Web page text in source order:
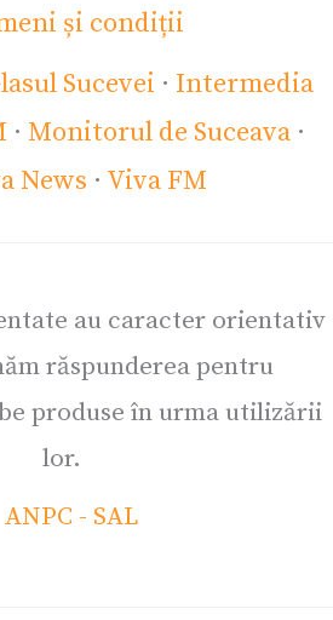
și condiții
Sucevei · Intermedia
· Monitorul de Suceava ·
News · Viva FM
au caracter orientativ
răspunderea pentru
produse în urma utilizării
lor.